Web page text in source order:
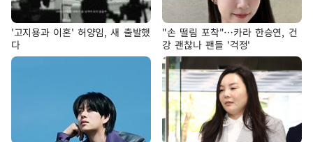
'고지용과 이혼' 허양임, 새 출발했
다
"손 떨림 포착"…카라 한승연, 건
강 괜찮나 팬들 '걱정'